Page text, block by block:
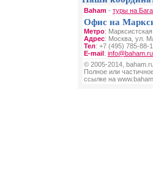
Baham - туры на
Офис на
Метро:
Адрес: Москва, ул.
Тел: +7 (495) 785-88-
E-mail: info@baham.ru
© 2005-2014,
Полное или
ссылке на